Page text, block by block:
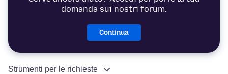
domanda sui nostri forum.
Continua
Strumenti per le richieste